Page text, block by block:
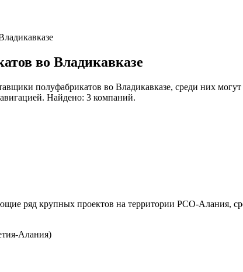
во Владикавказе
полуфабрикатов во Владикавказе, среди них
Найдено: 3 компаний.
ряд крупных проектов на территории РСО-Алания,
Алания)